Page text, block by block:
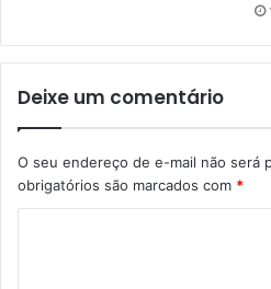
Deixe um comentário
O seu endereço de e-mail não será
obrigatórios são marcados com *